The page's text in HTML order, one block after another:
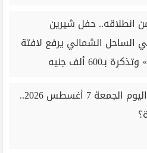
انطلاقه.. حفل شيرين
الساحل الشمالي يرفع لافتة
بـ600 ألف جنيه
سعر الذهب اليوم الجمعة 7 أغسطس 2026..